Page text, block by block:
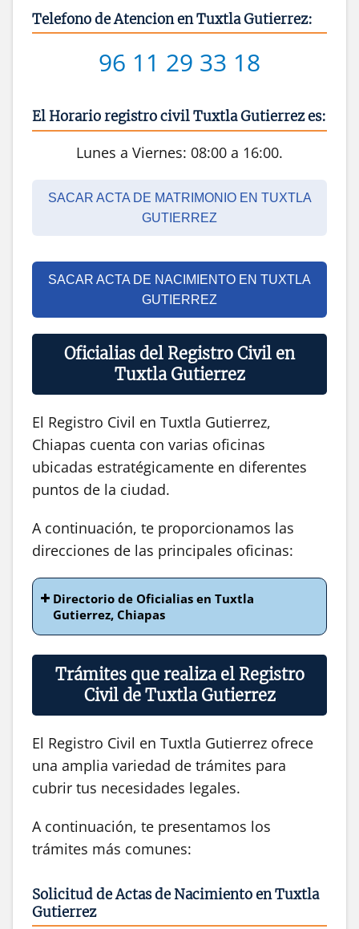
Telefono de Atencion en Tuxtla Gutierrez:
96 11 29 33 18
El Horario registro civil Tuxtla Gutierrez es:
Lunes a Viernes: 08:00 a 16:00.
SACAR ACTA DE MATRIMONIO EN TUXTLA
GUTIERREZ
SACAR ACTA DE NACIMIENTO EN TUXTLA
GUTIERREZ
Oficialias del Registro Civil en
Tuxtla Gutierrez
El Registro Civil en Tuxtla Gutierrez,
Chiapas cuenta con varias oficinas
ubicadas estratégicamente en diferentes
puntos de la ciudad.
A continuación, te proporcionamos las
direcciones de las principales oficinas:
Directorio de Oficialias en Tuxtla
Gutierrez, Chiapas
Trámites que realiza el Registro
Civil de Tuxtla Gutierrez
El Registro Civil en Tuxtla Gutierrez ofrece
una amplia variedad de trámites para
cubrir tus necesidades legales.
A continuación, te presentamos los
trámites más comunes:
Solicitud de Actas de Nacimiento en Tuxtla
Gutierrez